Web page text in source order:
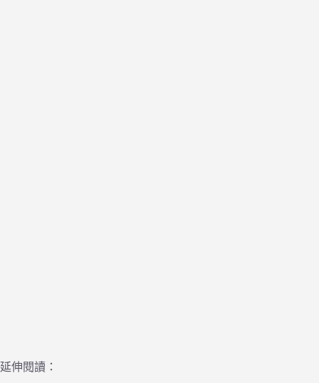
延伸閱讀：